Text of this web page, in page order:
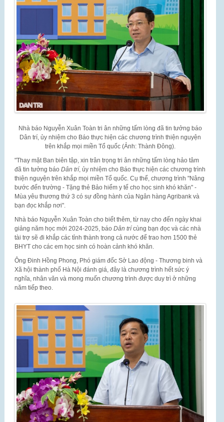
Nhà báo Nguyễn Xuân Toàn tri ân những tấm lòng đã tin tưởng báo
Dân trí, ủy nhiệm cho Báo thực hiện các chương trình thiện nguyện
trên khắp mọi miền Tổ quốc (Ảnh: Thành Đông).
"Thay mặt Ban biên tập, xin trân trọng tri ân những tấm lòng hảo tâm
đã tin tưởng báo Dân trí, ủy nhiệm cho Báo thực hiện các chương trình
thiện nguyện trên khắp mọi miền Tổ quốc. Cụ thể, chương trình "Nâng
bước đến trường - Tặng thẻ Bảo hiểm y tế cho học sinh khó khăn" -
Mùa yêu thương thứ 3 có sự đồng hành của Ngân hàng Agribank và
bạn đọc khắp nơi".
Nhà báo Nguyễn Xuân Toàn cho biết thêm, từ nay cho đến ngày khai
giảng năm học mới 2024-2025, báo Dân trícùng bạn đọc và các nhà
tài trợ sẽ đi khắp các tỉnh thành trong cả nước để trao hơn 1500 thẻ
BHYT cho các em học sinh có hoàn cảnh khó khăn.
Ông Đinh Hồng Phong, Phó giám đốc Sở Lao động - Thương binh và
Xã hội thành phố Hà Nội đánh giá, đây là chương trình hết sức ý
nghĩa, nhân văn và mong muốn chương trình được duy trì ở những
năm tiếp theo.